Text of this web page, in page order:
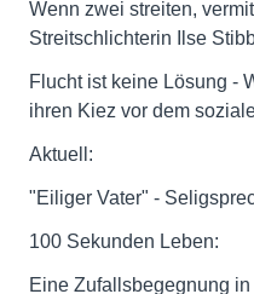
Wenn zwei streiten,
Streitschlichterin Ilse
Flucht ist keine Lösung -
ihren Kiez vor dem
Aktuell:
"Eiliger Vater" -
100 Sekunden Leben:
Eine Zufallsbegegnung